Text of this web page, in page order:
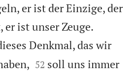
er ist der Einzige, der
ist unser Zeuge.
Denkmal, das wir


52 soll uns immer